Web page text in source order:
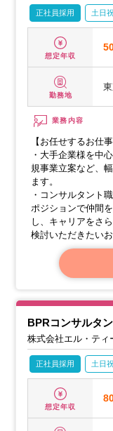
正社員採用 土日
想定年収
勤務地
業務内容
【お任せするお仕事
・大手企業様を中
規事業立案など、
ます。
・コンサルタント
ポジションで仲間
し、キャリアをさ
検討いただきたいお
【具体的な業務内容
・戦略策定支援、
・業務改革、業務
・大規模基幹シス
メント
BPRコンサルタ
株式会社エル・ティ
正社員採用 土日
想定年収